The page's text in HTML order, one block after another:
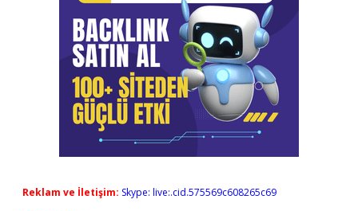
Reklam ve İletişim: Skype: live:.cid.575569c608265c69